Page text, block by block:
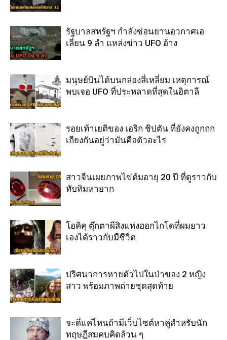
รัฐบาลสหรัฐฯ กำลังซ่อนยานอวกาศเอ
เลี่ยน 9 ลำ แหล่งข่าว UFO อ้าง
มนุษย์บินได้บนกล่องสี่เหลี่ยม เหตุการณ์
พบเจอ UFO ที่ประหลาดที่สุดในอิตาลี
รอยเท้าเยติของ เอริก ชิปตัน ที่ยังคงถูกถก
เถียงกันอยู่ว่ามันคือตัวอะไร
สาวจีนเผยภาพไข่ต้มอายุ 20 ปี ที่ดูราวกับ
ทับทิมหายาก
โอคิคุ ตุ๊กตาผีสิงแห่งฮอกไกโดที่ผมยาว
เองได้ราวกับมีชีวิต
ปริศนาการหายตัวไปในป่าของ 2 หญิง
สาว พร้อมภาพถ่ายชุดสุดท้าย
จะดีแค่ไหนถ้ามีเว็บไซต์หาคู่สำหรับนัก
ทฤษฎีสมคบคิดล้วน ๆ